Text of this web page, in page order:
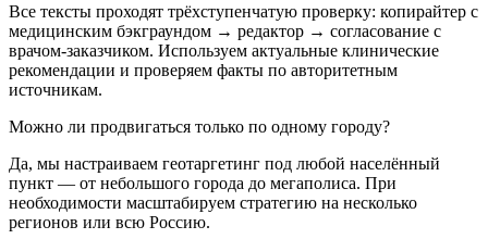
Все тексты проходят трёхступенчатую проверку: копирайтер с
медицинским бэкграундом → редактор → согласование с
врачом-заказчиком. Используем актуальные клинические
рекомендации и проверяем факты по авторитетным
источникам.
Можно ли продвигаться только по одному городу?
Да, мы настраиваем геотаргетинг под любой населённый
пункт — от небольшого города до мегаполиса. При
необходимости масштабируем стратегию на несколько
регионов или всю Россию.